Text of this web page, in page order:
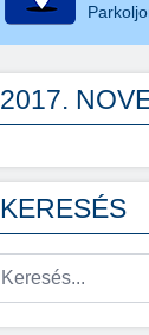
2017.
KERESÉS